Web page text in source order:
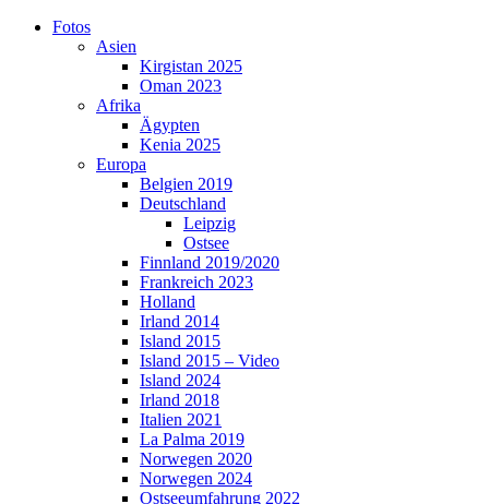
Skip
Fotos
Asien
Kirgistan 2025
Oman 2023
Afrika
Ägypten
Kenia 2025
Europa
Belgien 2019
Deutschland
Leipzig
Ostsee
Finnland 2019/2020
Frankreich 2023
Holland
Irland 2014
Island 2015
Island 2015 – Video
Island 2024
Irland 2018
Italien 2021
La Palma 2019
Norwegen 2020
Norwegen 2024
Ostseeumfahrung 2022